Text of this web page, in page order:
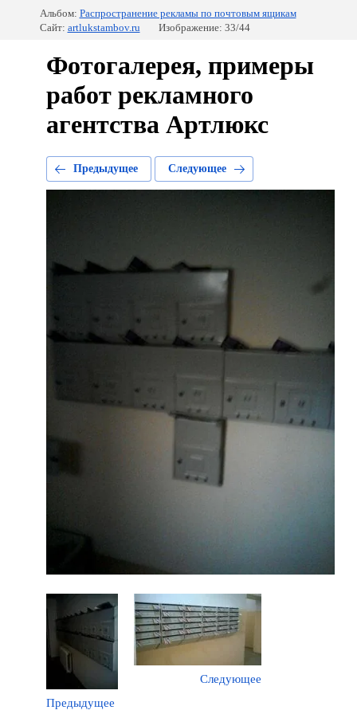
Альбом: Распространение рекламы по почтовым ящикам
Сайт: artlukstambov.ru Изображение: 33/44
Фотогалерея, примеры
работ рекламного
агентства Артлюкс
Предыдущее Следующее
Предыдущее
Следующее